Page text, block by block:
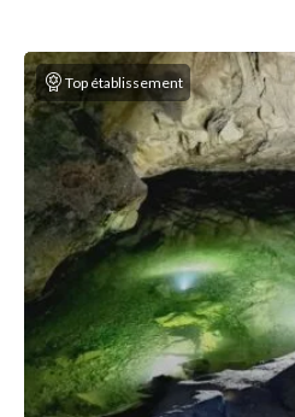
Top établissement